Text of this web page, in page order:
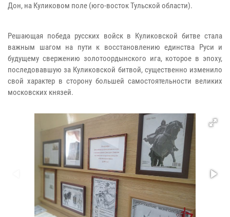
Дон, на Куликовом поле (юго-восток Тульской области).
Решающая победа русских войск в Куликовской битве стала
важным шагом на пути к восстановлению единства Руси и
будущему свержению золотоордынского ига, которое в эпоху,
последовавшую за Куликовской битвой, существенно изменило
свой характер в сторону большей самостоятельности великих
московских князей.